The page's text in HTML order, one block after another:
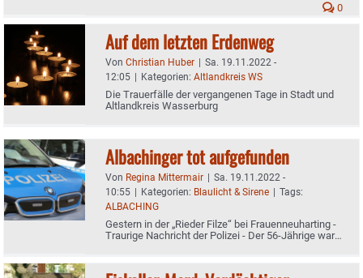
0
Auf dem letzten Erdenweg
Von Christian Huber | Sa. 19.11.2022 -
12:05 | Kategorien: Altlandkreis WS
Die Trauerfälle der vergangenen Tage in Stadt und
Altlandkreis Wasserburg
Albachinger tot aufgefunden
Von Regina Mittermair | Sa. 19.11.2022 -
10:55 | Kategorien: Blaulicht & Sirene | Tags:
ALBACHING
Gestern in der „Rieder Filze“ bei Frauenneuharting -
Traurige Nachricht der Polizei - Der 56-Jährige war